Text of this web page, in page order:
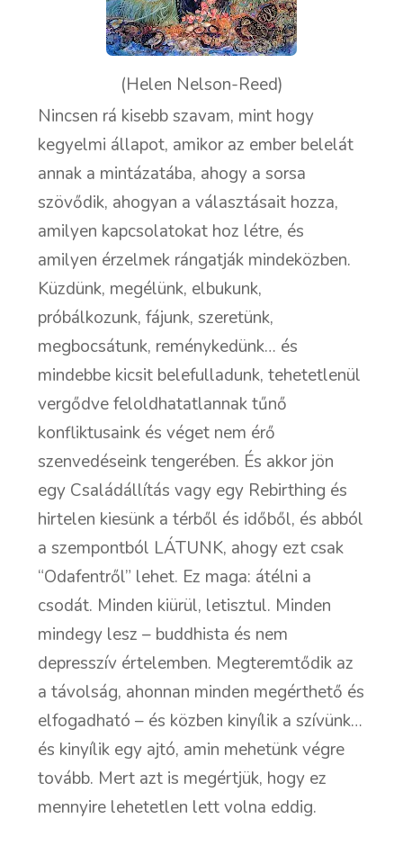
(Helen Nelson-Reed)
Nincsen rá kisebb szavam, mint hogy
kegyelmi állapot, amikor az ember belelát
annak a mintázatába, ahogy a sorsa
szövődik, ahogyan a választásait hozza,
amilyen kapcsolatokat hoz létre, és
amilyen érzelmek rángatják mindeközben.
Küzdünk, megélünk, elbukunk,
próbálkozunk, fájunk, szeretünk,
megbocsátunk, reménykedünk… és
mindebbe kicsit belefulladunk, tehetetlenül
vergődve feloldhatatlannak tűnő
konfliktusaink és véget nem érő
szenvedéseink tengerében. És akkor jön
egy Családállítás vagy egy Rebirthing és
hirtelen kiesünk a térből és időből, és abból
a szempontból LÁTUNK, ahogy ezt csak
“Odafentről” lehet. Ez maga: átélni a
csodát. Minden kiürül, letisztul. Minden
mindegy lesz – buddhista és nem
depresszív értelemben. Megteremtődik az
a távolság, ahonnan minden megérthető és
elfogadható – és közben kinyílik a szívünk…
és kinyílik egy ajtó, amin mehetünk végre
tovább. Mert azt is megértjük, hogy ez
mennyire lehetetlen lett volna eddig.